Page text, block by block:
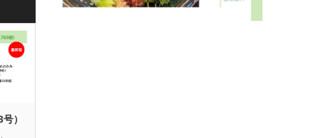
）